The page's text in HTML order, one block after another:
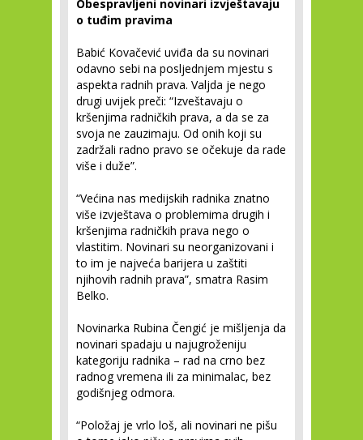
Obespravljeni novinari izvještavaju
o tuđim pravima
Babić Kovačević uviđa da su novinari
odavno sebi na posljednjem mjestu s
aspekta radnih prava. Valjda je nego
drugi uvijek preči: “Izveštavaju o
kršenjima radničkih prava, a da se za
svoja ne zauzimaju. Od onih koji su
zadržali radno pravo se očekuje da rade
više i duže”.
“Većina nas medijskih radnika znatno
više izvještava o problemima drugih i
kršenjima radničkih prava nego o
vlastitim. Novinari su neorganizovani i
to im je najveća barijera u zaštiti
njihovih radnih prava”, smatra Rasim
Belko.
Novinarka Rubina Čengić je mišljenja da
novinari spadaju u najugroženiju
kategoriju radnika – rad na crno bez
radnog vremena ili za minimalac, bez
godišnjeg odmora.
“Položaj je vrlo loš, ali novinari ne pišu